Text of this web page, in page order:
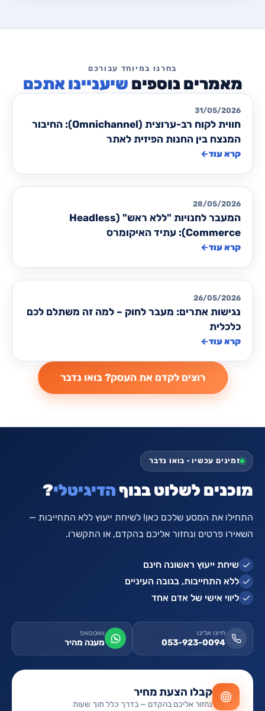
שיעניינו אתכם
מאמרים לבניית/ שדרוג אתרים
31/05/2026
חווית לקוח רב-ערוצית (Omnichannel): החיבור
המנצח בין החנות הפיזית לאתר
קרא עוד←
מאמרים לבניית/ שדרוג אתרים
28/05/2026
המעבר לחנויות "ללא ראש" (Headless
Commerce): עתיד האיקומרס
קרא עוד←
מאמרים לבניית/ שדרוג אתרים
26/05/2026
נגישות אתרים: מעבר לחוק – למה זה משתלם לכם
כלכלית
קרא עוד←
זמינים עכשיו · בואו נדבר
מוכנים לשלוט בנוףהדיגיטלי?
התחילו את המסע שלכם כאן! לשיחת ייעוץ ללא התחייבות —
השאירו פרטים ונחזור אליכם בהקדם, או התקשרו.
שיחת ייעוץ ראשונה חינם
ללא התחייבות, בגובה העיניים
ליווי אישי של אדם אחד
חייגו אלינו
053-923-0094
וואטסאפ
מענה מהיר
קבלו הצעת מחיר
נחזור אליכם בהקדם — בדרך כלל תוך שעות